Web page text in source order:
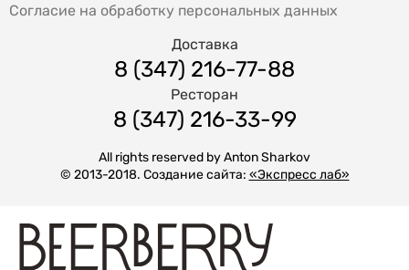
Согласие на обработку персональных данных
Доставка
8 (347) 216-77-88
Ресторан
8 (347) 216-33-99
All rights reserved by Anton Sharkov
© 2013-2018. Создание сайта: «Экспресс лаб»